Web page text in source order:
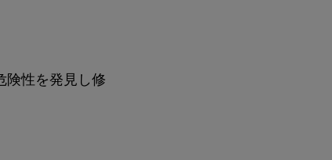
険性を発見し修